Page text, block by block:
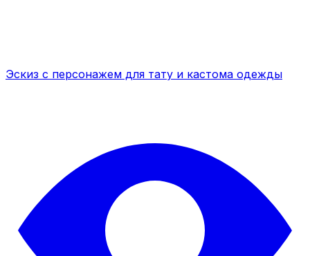
Эскиз с персонажем для тату и кастома одежды